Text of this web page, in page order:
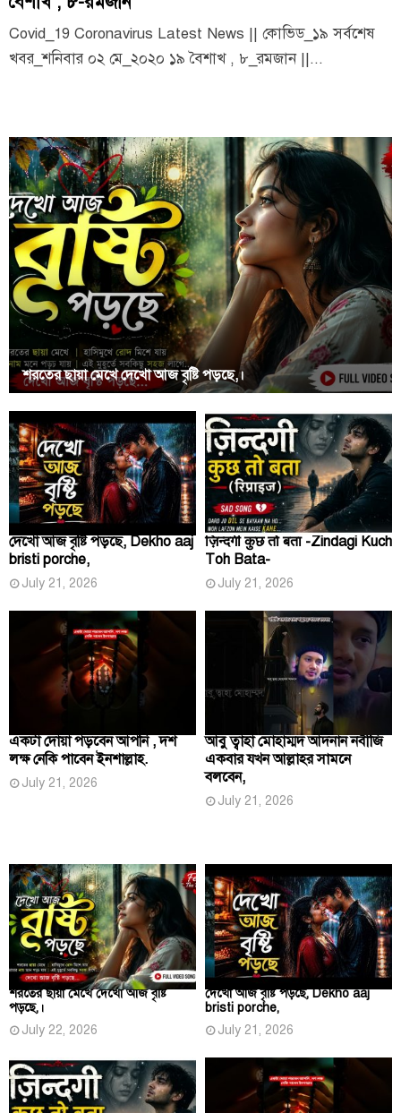
Covid_19 Coronavirus Latest News || কোভিড_১৯ সর্বশেষ
খবর_শনিবার ০২ মে_২০২০ ১৯ বৈশাখ , ৮_রমজান ||...
শরতের ছায়া মেখে দেখো আজ বৃষ্টি পড়ছে,।
দেখো আজ বৃষ্টি পড়ছে, Dekho aaj
bristi porche,
July 21, 2026
ज़िन्दगी कुछ तो बता -Zindagi Kuch
Toh Bata-
July 21, 2026
একটা দোয়া পড়বেন আপনি , দশ
লক্ষ নেকি পাবেন ইনশাল্লাহ.
July 21, 2026
আবু ত্বাহা মোহাম্মদ আদনান নবীজি
একবার যখন আল্লাহর সামনে
বলবেন,
July 21, 2026
শরতের ছায়া মেখে দেখো আজ বৃষ্টি
পড়ছে,।
July 22, 2026
দেখো আজ বৃষ্টি পড়ছে, Dekho aaj
bristi porche,
July 21, 2026